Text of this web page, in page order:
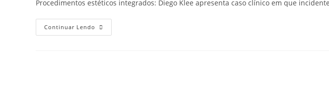
Procedimentos estéticos integrados: Diego Klee apresenta caso clínico em que
Continuar Lendo